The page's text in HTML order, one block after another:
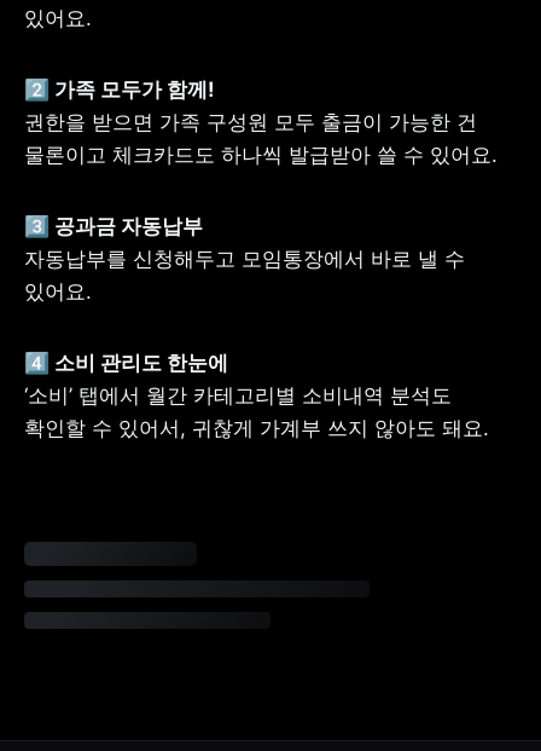
있어요.
권한을 받으면 가족 구성원 모두 출금이 가능한 건
물론이고 체크카드도 하나씩 발급받아 쓸 수 있어요.
자동납부를 신청해두고 모임통장에서 바로 낼 수
있어요.
‘소비’ 탭에서 월간 카테고리별 소비내역 분석도
확인할 수 있어서, 귀찮게 가계부 쓰지 않아도 돼요.